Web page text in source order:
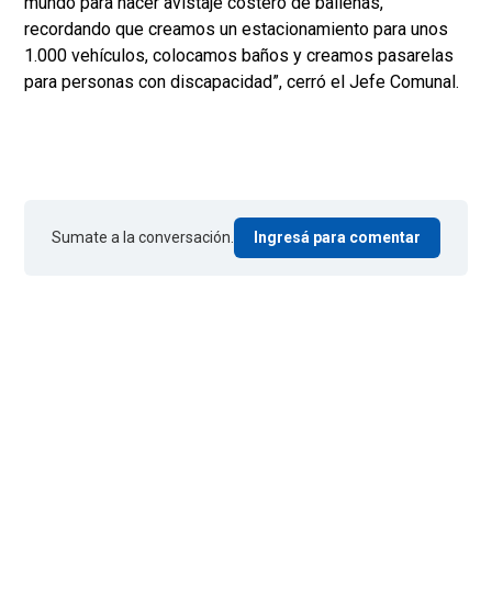
recordando que creamos un estacionamiento para unos
1.000 vehículos, colocamos baños y creamos pasarelas
para personas con discapacidad”, cerró el Jefe Comunal.
Sumate a la conversación. Ingresá para comentar